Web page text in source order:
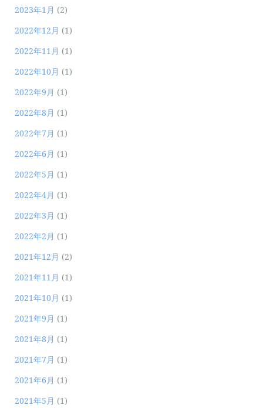
2023年1月 (2)
2022年12月 (1)
2022年11月 (1)
2022年10月 (1)
2022年9月 (1)
2022年8月 (1)
2022年7月 (1)
2022年6月 (1)
2022年5月 (1)
2022年4月 (1)
2022年3月 (1)
2022年2月 (1)
2021年12月 (2)
2021年11月 (1)
2021年10月 (1)
2021年9月 (1)
2021年8月 (1)
2021年7月 (1)
2021年6月 (1)
2021年5月 (1)